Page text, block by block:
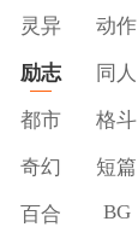
灵异 动作
励志 同人
都市 格斗
奇幻 短篇
百合 BG